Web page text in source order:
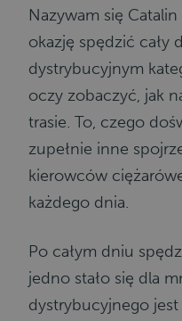
Nazywam się
okazję spędzić cały
dystrybucyjnym
oczy zobaczyć, jak
trasie. To, czego
zupełnie inne
kierowców
każdego dnia.
Po całym dniu
jedno stało się dla
dystrybucyjnego jest